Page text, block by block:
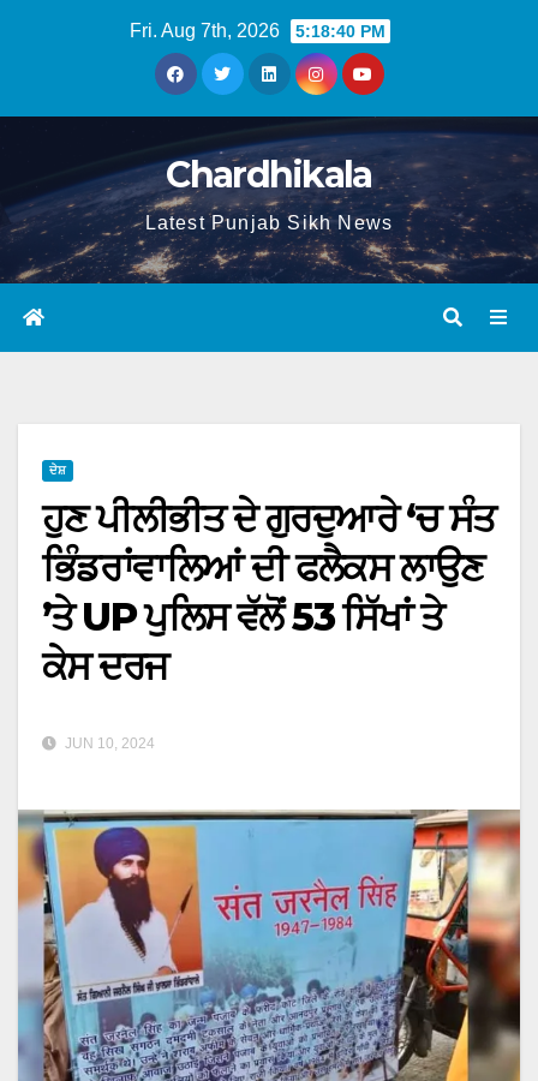
Fri. Aug 7th, 2026 5:18:41 PM
Chardhikala
Latest Punjab Sikh News
ਦੇਸ਼
ਹੁਣ ਪੀਲੀਭੀਤ ਦੇ ਗੁਰਦੁਆਰੇ ‘ਚ ਸੰਤ
ਭਿੰਡਰਾਂਵਾਲਿਆਂ ਦੀ ਫਲੈਕਸ ਲਾਉਣ
’ਤੇ UP ਪੁਲਿਸ ਵੱਲੋਂ 53 ਸਿੱਖਾਂ ਤੇ
ਕੇਸ ਦਰਜ
JUN 10, 2024